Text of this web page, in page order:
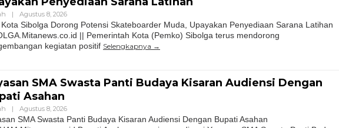
| Agustus 8, 2026
Kota Sibolga Dorong Potensi Skateboarder Muda, Upayakan Penyediaan Sarana Latihan
|| Pemerintah Kota (Pemko) Sibolga terus mendorong
kegiatan positif Selengkapnya
SMA Swasta Panti Budaya Kisaran Audiensi Dengan
Asahan
| Agustus 8, 2026
SMA Swasta Panti Budaya Kisaran Audiensi Dengan Bupati Asahan